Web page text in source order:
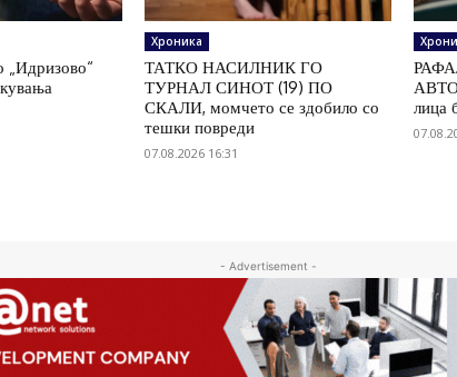
„Идризово“
Хроника
ТАТКО НАСИЛНИК ГО
ТУРНАЛ СИНОТ (19) ПО
СКАЛИ, момчето се здобило со
тешки повреди
07.08.2026 16:31
лица
- Advertisement -